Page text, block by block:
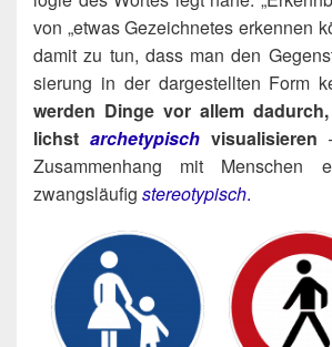
von „etwas Gezeich­ne­tes erken­nen
damit zu tun, dass man den
sie­rung in der dar­ge­stell­ten Form
wer­den Din­ge vor allem
lichst arche­ty­pisch visua­li­sie­ren
Zusam­men­hang mit Men­schen
zwangs­läu­fig ste­reo­ty­pisch.